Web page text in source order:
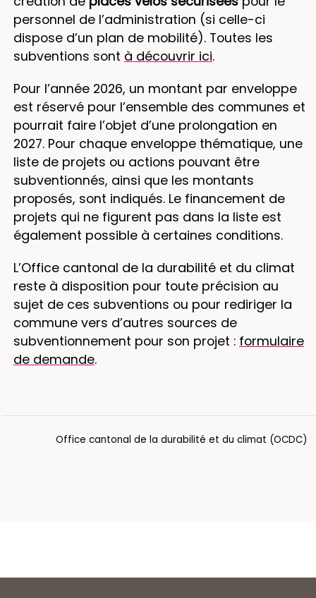
personnel de l’administration (si celle-ci
dispose d’un plan de mobilité). Toutes les
subventions sont à découvrir ici.
Pour l’année 2026, un montant par enveloppe
est réservé pour l’ensemble des communes et
pourrait faire l’objet d’une prolongation en
2027. Pour chaque enveloppe thématique, une
liste de projets ou actions pouvant être
subventionnés, ainsi que les montants
proposés, sont indiqués. Le financement de
projets qui ne figurent pas dans la liste est
également possible à certaines conditions.
L’Office cantonal de la durabilité et du climat
reste à disposition pour toute précision au
sujet de ces subventions ou pour rediriger la
commune vers d’autres sources de
subventionnement pour son projet : formulaire
de demande.
Office cantonal de la durabilité et du climat (OCDC)